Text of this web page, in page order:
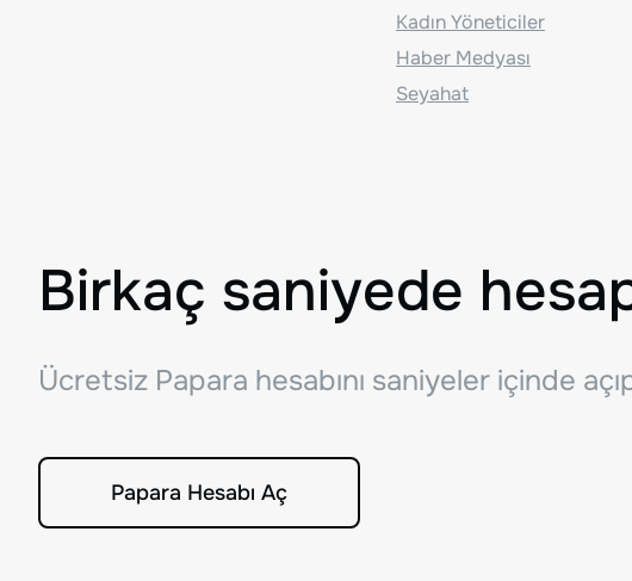
Kadın Yöneticiler
Haber Medyası
Seyahat
Birkaç saniyede
Ücretsiz Papara hesabını saniyeler içinde
Papara Hesabı Aç